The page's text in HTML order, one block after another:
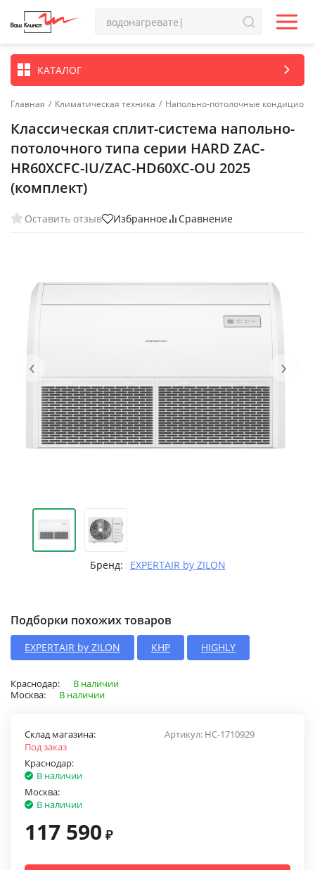
КАТАЛОГ
Главная / Климатическая техника / Напольно-потолочные
Классическая сплит-система напольно-
потолочного типа серии HARD ZAC-
HR60XCFC-IU/ZAC-HD60XC-OU 2025
(комплект)
Оставить отзыв Избранное Сравнение
‹ ›
Бренд: EXPERTAIR by ZILON
Подборки похожих товаров
EXPERTAIR by ZILON КНР HIGHLY
Краснодар:
В наличии
Москва:
В наличии
Артикул: НС-1710929
Склад магазина:
Под заказ
Краснодар:
В наличии
Москва:
В наличии
117 590 ₽